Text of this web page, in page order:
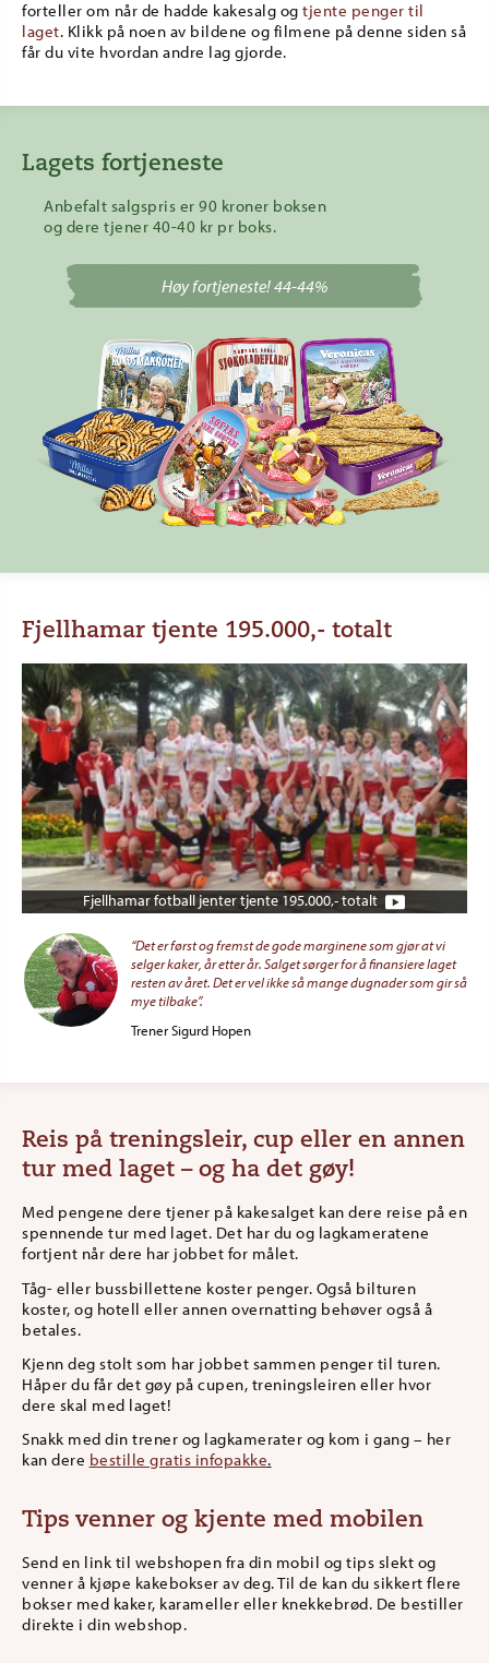
forteller om når de hadde kakesalg og tjente penger til
laget. Klikk på noen av bildene og filmene på denne siden så
får du vite hvordan andre lag gjorde.
Lagets fortjeneste
Anbefalt salgspris er 90 kroner boksen
og dere tjener 40-40 kr pr boks.
Høy fortjeneste! 44-44%
Fjellhamar tjente 195.000,- totalt
Fjellhamar fotball jenter tjente 195.000,- totalt
“Det er først og fremst de gode marginene som gjør at vi
selger kaker, år etter år. Salget sørger for å finansiere laget
resten av året. Det er vel ikke så mange dugnader som gir så
mye tilbake”.
Trener Sigurd Hopen
Reis på treningsleir, cup eller en annen
tur med laget – og ha det gøy!
Med pengene dere tjener på kakesalget kan dere reise på en
spennende tur med laget. Det har du og lagkameratene
fortjent når dere har jobbet for målet.
Tåg- eller bussbillettene koster penger. Også bilturen
koster, og hotell eller annen overnatting behøver også å
betales.
Kjenn deg stolt som har jobbet sammen penger til turen.
Håper du får det gøy på cupen, treningsleiren eller hvor
dere skal med laget!
Snakk med din trener og lagkamerater og kom i gang – her
kan dere bestille gratis infopakke.
Tips venner og kjente med mobilen
Send en link til webshopen fra din mobil og tips slekt og
venner å kjøpe kakebokser av deg. Til de kan du sikkert flere
bokser med kaker, karameller eller knekkebrød. De bestiller
direkte i din webshop.